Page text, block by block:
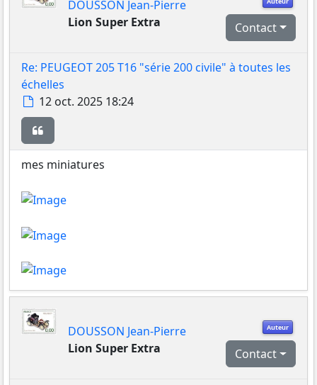
DOUSSON Jean-Pierre
Lion Super Extra
Contact
Re: PEUGEOT 205 T16 "série 200 civile" à toutes les
échelles
Message
12 oct. 2025 18:24
mes miniatures
Auteur
DOUSSON Jean-Pierre
Lion Super Extra
Contact